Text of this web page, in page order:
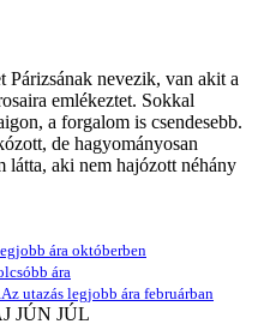
Párizsának nevezik, van akit a
emlékeztet. Sokkal
a forgalom is csendesebb.
de hagyományosan
látta, aki nem hajózott néhány
ára októberben
ára
Az utazás legjobb ára februárban
JÚN JÚL